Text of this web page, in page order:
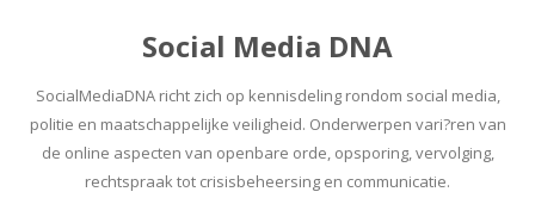
Social Media DNA
SocialMediaDNA richt zich op kennisdeling rondom social media,
politie en maatschappelijke veiligheid. Onderwerpen vari?ren van
de online aspecten van openbare orde, opsporing, vervolging,
rechtspraak tot crisisbeheersing en communicatie.